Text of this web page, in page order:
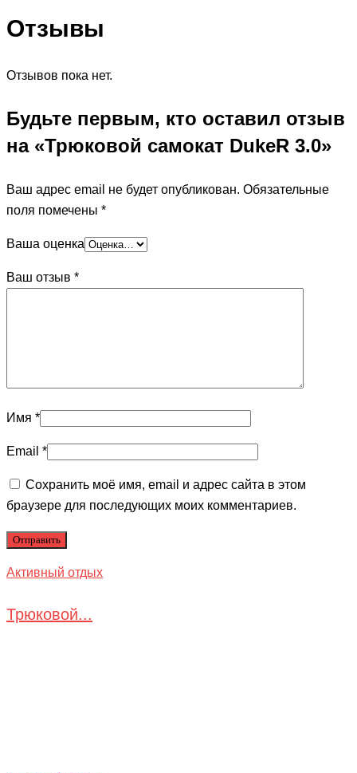
Отзывы
Отзывов пока нет.
Будьте первым, кто оставил отзыв
на «Трюковой самокат DukeR 3.0»
Ваш адрес email не будет опубликован. Обязательные
поля помечены *
Ваша оценка
Ваш отзыв *
Имя *
Email *
Сохранить моё имя, email и адрес сайта в этом
браузере для последующих моих комментариев.
Активный отдых
Трюковой...